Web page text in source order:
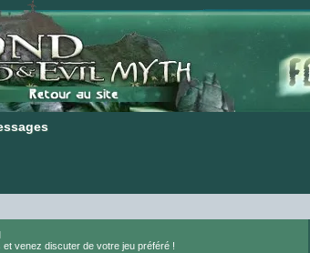
venez discuter de votre jeu préféré !